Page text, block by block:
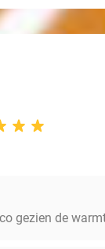
gezien de